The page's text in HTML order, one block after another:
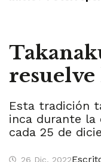
Esta tradición
inca durante la
cada 25 de
26 Dic, 2022